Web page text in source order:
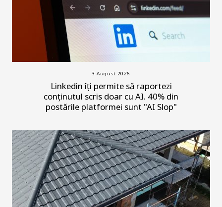
3 August 2026
Linkedin îți permite să raportezi
conținutul scris doar cu AI. 40% din
postările platformei sunt "AI Slop"